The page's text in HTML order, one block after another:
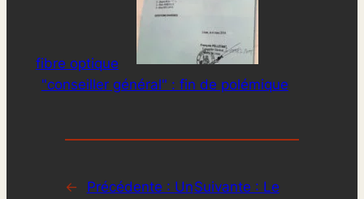
fibre optique
"conseiller général" : fin de polémique
← Précédente : UnSuivante : Le